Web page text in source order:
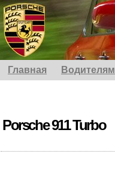
Главная Водителям
Porsche 911 Turbo